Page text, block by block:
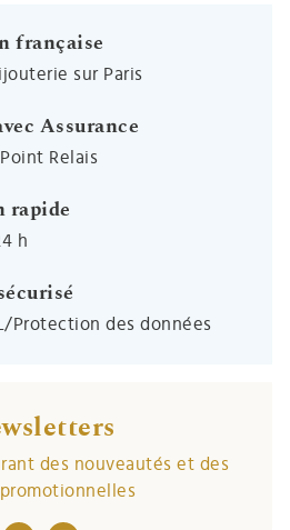
française
sur Paris
Assurance
Relais
rapide
h
Protection des données
des nouveautés et des